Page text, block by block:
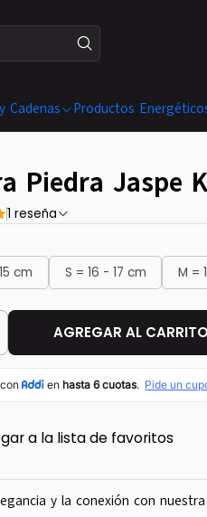
Cadenas Productos
Piedra Jaspe
1 reseña
cm S = 16 - 17 cm M =
AGREGAR AL CARRITO
a la lista de favoritos
y la conexión con